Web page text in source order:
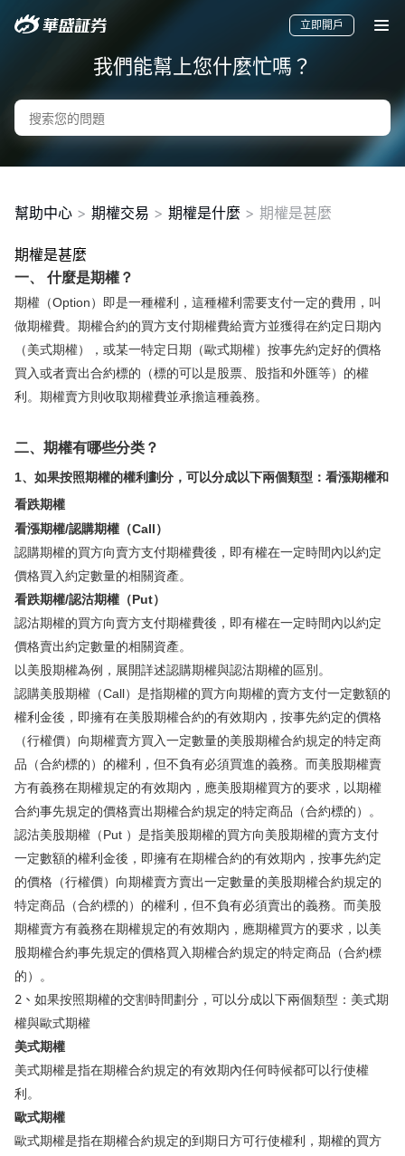
要聞
快訊
美股
港股
新股
概述
AM 資產管理服務
ECM 股權資本市場服務
FICC 固定收益、外匯和大宗商品服務
WM 財富管理服務
關於我們
媒體報導
立即開戶
我們能幫上您什麼忙嗎？
幫助中心 > 期權交易 > 期權是什麼 > 期權是甚麼
期權是甚麼
一、 什麼是期權？
期權（Option）即是一種權利，這種權利需要支付一定的費用，叫
做期權費。期權合約的買方支付期權費給賣方並獲得在約定日期內
（美式期權），或某一特定日期（歐式期權）按事先約定好的價格
買入或者賣出合約標的（標的可以是股票、股指和外匯等）的權
利。期權賣方則收取期權費並承擔這種義務。
二、期權有哪些分类？
1、如果按照期權的權利劃分， 可以分成以下兩個類型 ： 看漲期權和
看跌期權
看漲期權/認購期權（Call）
認購期權的買方向賣方支付期權費後，即有權在一定時間內以約定
價格買入約定數量的相關資產。
看跌期權/認沽期權（Put）
認沽期權的買方向賣方支付期權費後，即有權在一定時間內以約定
價格賣出約定數量的相關資產。
以美股期權為例，展開詳述認購期權與認沽期權的區別。
認購美股期權（Call）是指期權的買方向期權的賣方支付一定數額的
權利金後，即擁有在美股期權合約的有效期內，按事先約定的價格
（行權價）向期權賣方買入一定數量的美股期權合約規定的特定商
品（合約標的）的權利，但不負有必須買進的義務。而美股期權賣
方有義務在期權規定的有效期內，應美股期權買方的要求，以期權
合約事先規定的價格賣出期權合約規定的特定商品（合約標的）。
認沽美股期權（Put ）是指美股期權的買方向美股期權的賣方支付
一定數額的權利金後，即擁有在期權合約的有效期內，按事先約定
的價格（行權價）向期權賣方賣出一定數量的美股期權合約規定的
特定商品（合約標的）的權利，但不負有必須賣出的義務。而美股
期權賣方有義務在期權規定的有效期內，應期權買方的要求，以美
股期權合約事先規定的價格買入期權合約規定的特定商品（合約標
的）。
2、 如果按照期權的交割時間劃分，可以分成以下兩個類型： 美式期
權與歐式期權
美式期權
美式期權是指在期權合約規定的有效期內任何時候都可以行使權
利。
歐式期權
歐式期權是指在期權合約規定的到期日方可行使權利，期權的買方